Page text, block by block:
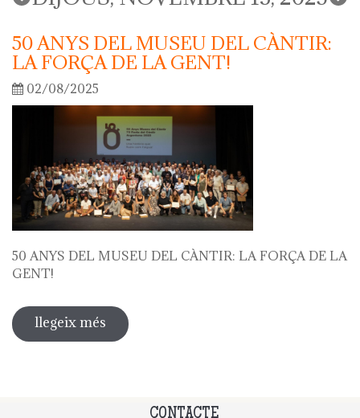
50 ANYS DEL MUSEU DEL CÀNTIR:
LA FORÇA DE LA GENT!
02/08/2025
50 ANYS DEL MUSEU DEL CÀNTIR: LA FORÇA DE LA
GENT!
llegeix més sobre 50 anys del museu del càntir: la
força de la gent!
CONTACTE